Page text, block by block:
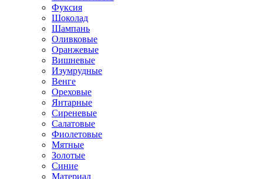
Фуксия
Шоколад
Шампань
Оливковые
Оранжевые
Вишневые
Изумрудные
Венге
Ореховые
Янтарные
Сиреневые
Салатовые
Фиолетовые
Мятные
Золотые
Синие
Материал